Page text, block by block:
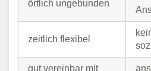
örtlich ungebunden
zeitlich flexibel
gut vereinbar mit